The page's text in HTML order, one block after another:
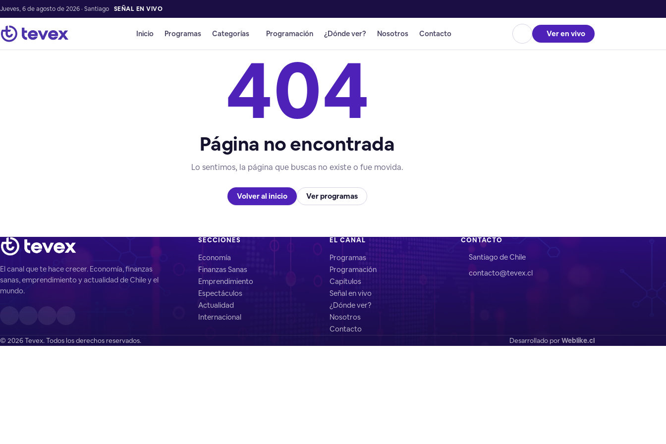
Jueves, 6 de agosto de 2026 · Santiago SEÑAL EN VIVO
Inicio Programas Categorías Programación ¿Dónde ver? Nosotros Contacto Ver en vivo
404
Página no encontrada
Lo sentimos, la página que buscas no existe o fue movida.
Volver al inicio Ver programas
El canal que te hace crecer. Economía, finanzas
sanas, emprendimiento y actualidad de Chile y el
mundo.
SECCIONES
Economía
Finanzas Sanas
Emprendimiento
Espectáculos
Actualidad
Internacional
EL CANAL
Programas
Programación
Capítulos
Señal en vivo
¿Dónde ver?
Nosotros
Contacto
CONTACTO
Santiago de Chile
contacto@tevex.cl
© 2026 Tevex. Todos los derechos reservados. Desarrollado porWeblike.cl